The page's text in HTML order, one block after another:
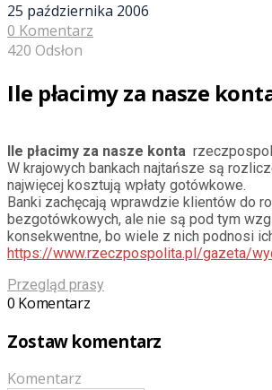
25 października 2006
0 Komentarz
420 Odsłon
Ile płacimy za nasze
Ile płacimy za nasze konta
W krajowych bankach najtańsze są
najwięcej kosztują wpłaty gotówkowe.
Banki zachęcają wprawdzie klientów do
bezgotówkowych, ale nie są pod tym
konsekwentne, bo wiele z nich podnosi
https://www.rzeczpospolita.pl/gazeta/
Przegląd prasy
0 Komentarz
Zostaw komentarz
Komentarz